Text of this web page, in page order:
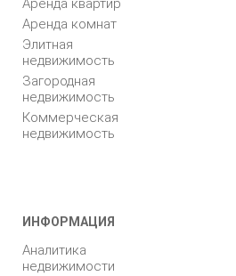
Аренда квартир
Аренда комнат
Элитная
недвижимость
Загородная
недвижимость
Коммерческая
недвижимость
ИНФОРМАЦИЯ
Аналитика
недвижимости